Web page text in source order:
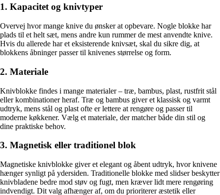
1. Kapacitet og knivtyper
Overvej hvor mange knive du ønsker at opbevare. Nogle blokke har
plads til et helt sæt, mens andre kun rummer de mest anvendte knive.
Hvis du allerede har et eksisterende knivsæt, skal du sikre dig, at
blokkens åbninger passer til knivenes størrelse og form.
2. Materiale
Knivblokke findes i mange materialer – træ, bambus, plast, rustfrit stål
eller kombinationer heraf. Træ og bambus giver et klassisk og varmt
udtryk, mens stål og plast ofte er lettere at rengøre og passer til
moderne køkkener. Vælg et materiale, der matcher både din stil og
dine praktiske behov.
3. Magnetisk eller traditionel blok
Magnetiske knivblokke giver et elegant og åbent udtryk, hvor knivene
hænger synligt på ydersiden. Traditionelle blokke med slidser beskytter
knivbladene bedre mod støv og fugt, men kræver lidt mere rengøring
indvendigt. Dit valg afhænger af, om du prioriterer æstetik eller